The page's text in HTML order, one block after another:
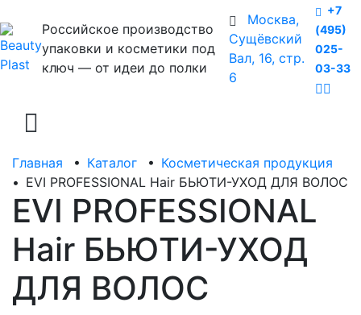
Российское производство
упаковки и косметики под
ключ — от идеи до полки
Москва,
Сущёвский
Вал, 16, стр.
6
+7
(495)
025-
03-33
Главная • Каталог • Косметическая продукция
• EVI PROFESSIONAL Hair БЬЮТИ-УХОД ДЛЯ ВОЛОС
EVI PROFESSIONAL
Hair БЬЮТИ-УХОД
ДЛЯ ВОЛОС